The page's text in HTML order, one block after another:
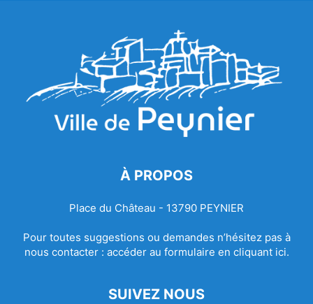
À PROPOS
Place du Château - 13790 PEYNIER
Pour toutes suggestions ou demandes n’hésitez pas à
nous contacter : accéder au formulaire en cliquant ici.
SUIVEZ NOUS